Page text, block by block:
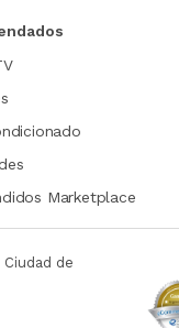
Marketplace
Ciudad de